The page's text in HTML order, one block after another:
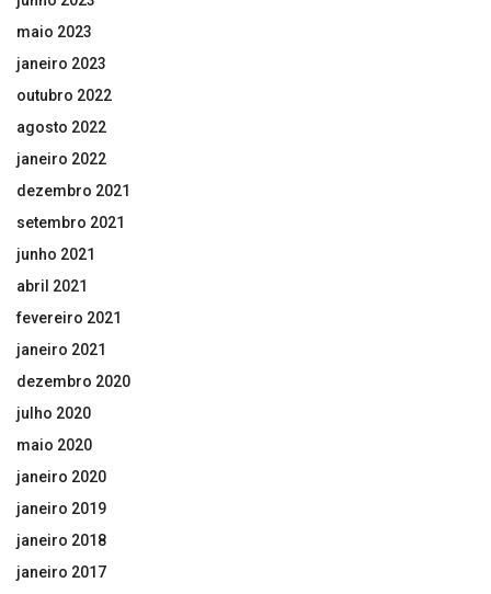
maio 2023
janeiro 2023
outubro 2022
agosto 2022
janeiro 2022
dezembro 2021
setembro 2021
junho 2021
abril 2021
fevereiro 2021
janeiro 2021
dezembro 2020
julho 2020
maio 2020
janeiro 2020
janeiro 2019
janeiro 2018
janeiro 2017